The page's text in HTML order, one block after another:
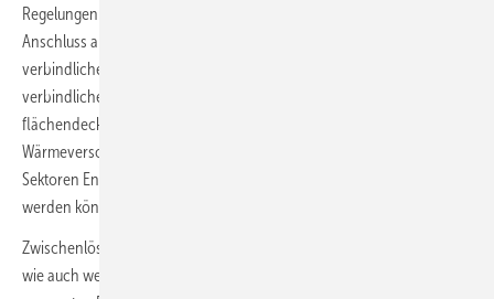
Regelungen für Wohnungseigentümergemeinschaften, für den
Anschluss an ein bis 2045 klimaneutrales Wärmenetz mit
verbindlichen Regelungen zur Umstellung der Wärmenetzstruktur, als
verbindliche Frist gelten. So stünde bis 2030 ein bundesweit
flächendeckender Systemplan der gesamtem Strom- und
Wärmeversorgung zur Verfügung, der auch mit den Zielen der
Sektoren Energiewirtschaft und Verkehr „gemeinsam“ abgeglichen
werden könnte.
Zwischenlösungen mit temporär gemieteten oder geleasten Geräten,
wie auch weitere Härte- und Sonderfälle sollten im Rahmen der oben